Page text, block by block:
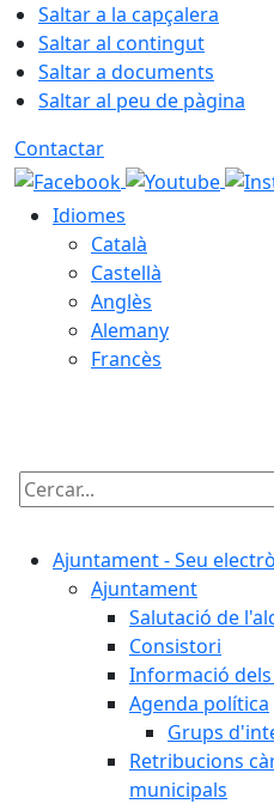
Saltar a la capçalera
Saltar al contingut
Saltar a documents
Saltar al peu de pàgina
Contactar
Idiomes
Català
Castellà
Anglès
Alemany
Francès
Cercar:
Ajuntament - Seu
Ajuntament
Salutació de
Consistori
Informació
Agenda política
Grups
Retribucions
municipals